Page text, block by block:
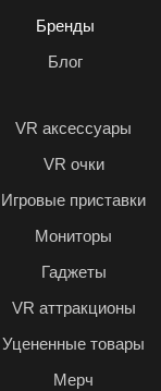
Бренды
Блог
VR аксессуары
VR очки
Игровые приставки
Мониторы
Гаджеты
VR аттракционы
Уцененные товары
Мерч